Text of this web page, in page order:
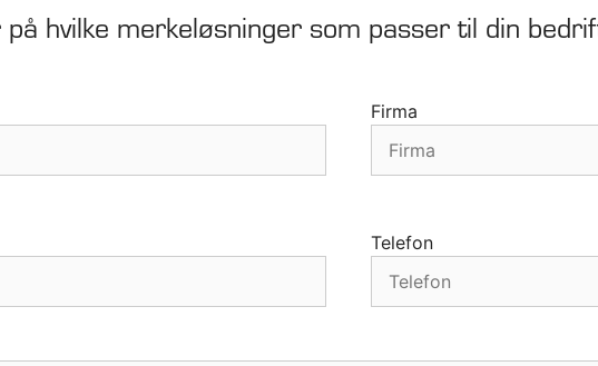
Forbruksmateriell
hvilke merkeløsninger som passer til din
Firma
Telefon